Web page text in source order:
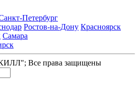
Петербург
Ростов-на-Дону Красноярск
Самара
Все права защищены